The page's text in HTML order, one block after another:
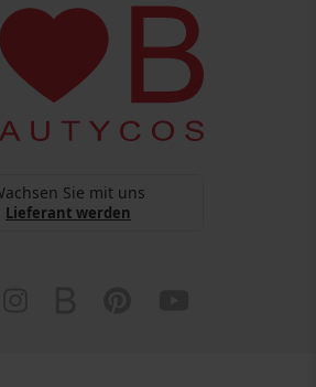
Sie mit uns
Lieferant werden